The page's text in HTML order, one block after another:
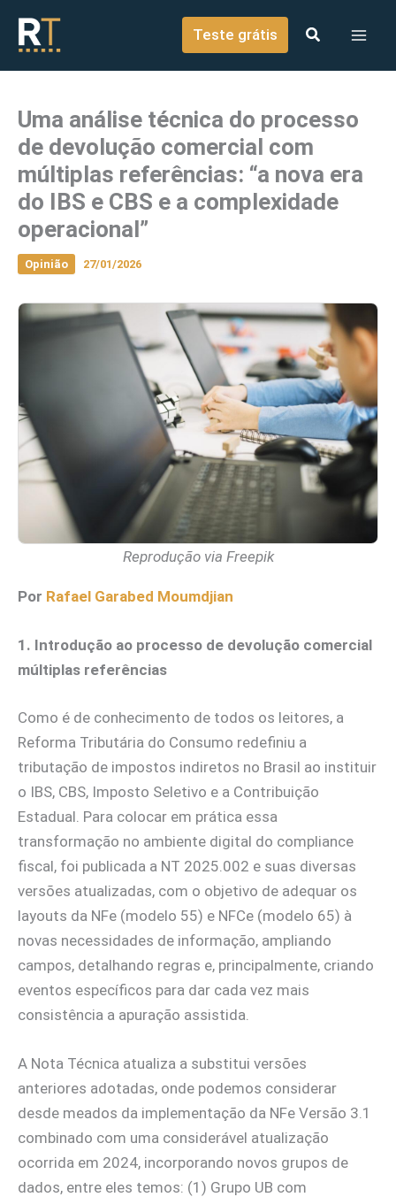
conteúdo
Teste grátis
Uma análise técnica do processo
de devolução comercial com
múltiplas referências: “a nova era
do IBS e CBS e a complexidade
operacional”
Opinião 27/01/2026
Reprodução via Freepik
Por Rafael Garabed Moumdjian
1. Introdução ao processo de devolução comercial
múltiplas referências
Como é de conhecimento de todos os leitores, a
Reforma Tributária do Consumo redefiniu a
tributação de impostos indiretos no Brasil ao instituir
o IBS, CBS, Imposto Seletivo e a Contribuição
Estadual. Para colocar em prática essa
transformação no ambiente digital do compliance
fiscal, foi publicada a NT 2025.002 e suas diversas
versões atualizadas, com o objetivo de adequar os
layouts da NFe (modelo 55) e NFCe (modelo 65) à
novas necessidades de informação, ampliando
campos, detalhando regras e, principalmente, criando
eventos específicos para dar cada vez mais
consistência a apuração assistida.
A Nota Técnica atualiza a substitui versões
anteriores adotadas, onde podemos considerar
desde meados da implementação da NFe Versão 3.1
combinado com uma considerável atualização
ocorrida em 2024, incorporando novos grupos de
dados, entre eles temos: (1) Grupo UB com